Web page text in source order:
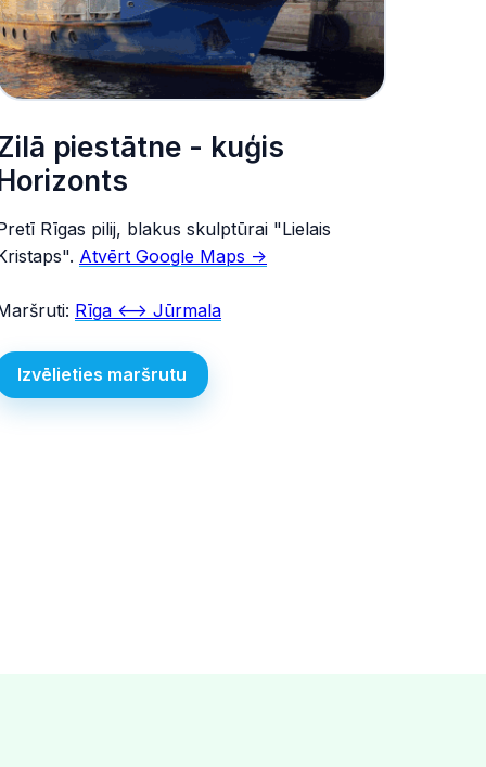
piestātne - kuģis
Rīgas pilij, blakus skulptūrai "Lielais
Atvērt Google Maps ->
Rīga <--> Jūrmala
Izvēlieties maršrutu